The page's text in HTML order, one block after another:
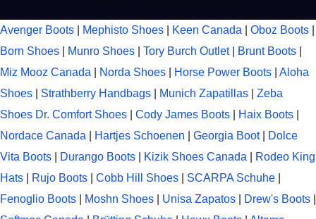
Avenger Boots Mephisto Shoes Keen Canada Oboz Boots
Born Shoes
Munro Shoes Tory Burch Outlet Brunt Boots
Miz Mooz Canada
Norda Shoes Horse Power Boots
Aloha
Shoes
Strathberry Handbags Munich Zapatillas
Zeba
Shoes Dr. Comfort Shoes Cody James Boots Haix Boots
Nordace Canada
Hartjes Schoenen Georgia Boot|
Dolce
Vita Boots
Durango Boots Kizik Shoes Canada
Rodeo King
Hats
Rujo Boots Cobb Hill Shoes SCARPA Schuhe
Fenoglio Boots
Moshn Shoes Unisa Zapatos Drew's Boots